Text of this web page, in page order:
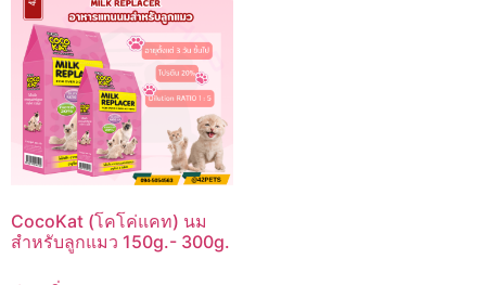
CocoKat (โคโค่แคท) นม
สำหรับลูกแมว 150g.- 300g.